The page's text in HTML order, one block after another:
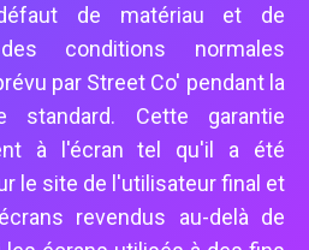
de matériau et de
conditions normales
par Street Co' pendant la
standard. Cette garantie
à l'écran tel qu'il a été
le site de l'utilisateur final et
revendus au-delà de